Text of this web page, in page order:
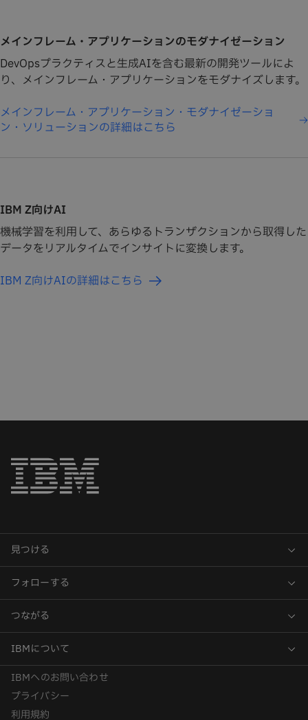
メインフレーム・アプリケーションのモダナイゼーション
DevOpsプラクティスと生成AIを含む最新の開発ツールによ
り、メインフレーム・アプリケーションをモダナイズします。
メインフレーム・アプリケーション・モダナイゼーショ
ン・ソリューションの詳細はこちら
IBM Z向けAI
機械学習を利用して、あらゆるトランザクションから取得した
データをリアルタイムでインサイトに変換します。
IBM Z向けAIの詳細はこちら
IBMへのお問い合わせ
プライバシー
利用規約